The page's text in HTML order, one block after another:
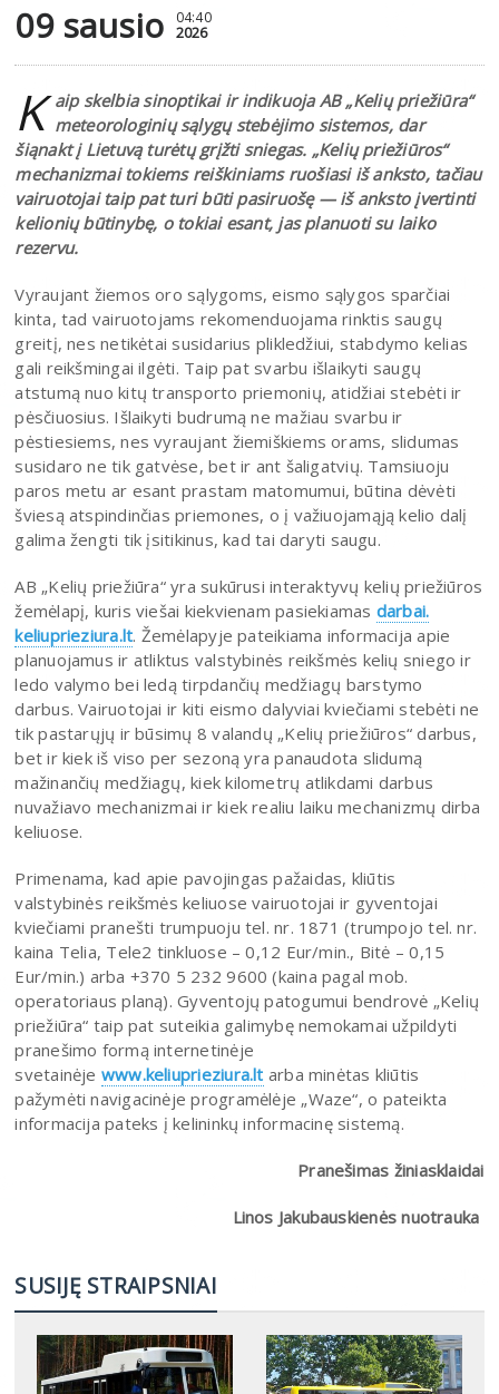
09 sausio 04:40
2026
K aip skelbia sinoptikai ir indikuoja AB „Kelių priežiūra“
meteorologinių sąlygų stebėjimo sistemos, dar
šiąnakt į Lietuvą turėtų grįžti sniegas. „Kelių priežiūros“
mechanizmai tokiems reiškiniams ruošiasi iš anksto, tačiau
vairuotojai taip pat turi būti pasiruošę — iš anksto įvertinti
kelionių būtinybę, o tokiai esant, jas planuoti su laiko
rezervu.
Vyraujant žiemos oro sąlygoms, eismo sąlygos sparčiai
kinta, tad vairuotojams rekomenduojama rinktis saugų
greitį, nes netikėtai susidarius plikledžiui, stabdymo kelias
gali reikšmingai ilgėti. Taip pat svarbu išlaikyti saugų
atstumą nuo kitų transporto priemonių, atidžiai stebėti ir
pėsčiuosius. Išlaikyti budrumą ne mažiau svarbu ir
pėstiesiems, nes vyraujant žiemiškiems orams, slidumas
susidaro ne tik gatvėse, bet ir ant šaligatvių. Tamsiuoju
paros metu ar esant prastam matomumui, būtina dėvėti
šviesą atspindinčias priemones, o į važiuojamąją kelio dalį
galima žengti tik įsitikinus, kad tai daryti saugu.
AB „Kelių priežiūra“ yra sukūrusi interaktyvų kelių priežiūros
žemėlapį, kuris viešai kiekvienam pasiekiamas darbai.
keliuprieziura.lt. Žemėlapyje pateikiama informacija apie
planuojamus ir atliktus valstybinės reikšmės kelių sniego ir
ledo valymo bei ledą tirpdančių medžiagų barstymo
darbus. Vairuotojai ir kiti eismo dalyviai kviečiami stebėti ne
tik pastarųjų ir būsimų 8 valandų „Kelių priežiūros“ darbus,
bet ir kiek iš viso per sezoną yra panaudota slidumą
mažinančių medžiagų, kiek kilometrų atlikdami darbus
nuvažiavo mechanizmai ir kiek realiu laiku mechanizmų dirba
keliuose.
Primenama, kad apie pavojingas pažaidas, kliūtis
valstybinės reikšmės keliuose vairuotojai ir gyventojai
kviečiami pranešti trumpuoju tel. nr. 1871 (trumpojo tel. nr.
kaina Telia, Tele2 tinkluose – 0,12 Eur/min., Bitė – 0,15
Eur/min.) arba +370 5 232 9600 (kaina pagal mob.
operatoriaus planą). Gyventojų patogumui bendrovė „Kelių
priežiūra“ taip pat suteikia galimybę nemokamai užpildyti
pranešimo formą internetinėje
svetainėje www.keliuprieziura.lt arba minėtas kliūtis
pažymėti navigacinėje programėlėje „Waze“, o pateikta
informacija pateks į kelininkų informacinę sistemą.
Pranešimas žiniasklaidai
Linos Jakubauskienės nuotrauka
SUSIJĘ STRAIPSNIAI